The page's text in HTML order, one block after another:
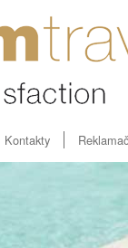
Kontakty